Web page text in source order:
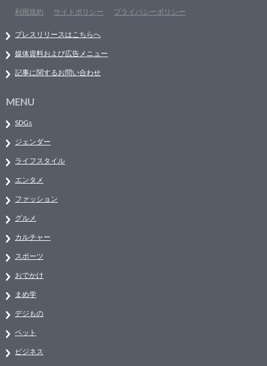
利用規約
サイトポリシー プライバシーポリシー
プレスリリースはこちらへ
媒体資料および広告メニュー
記事に関するお問い合わせ
MENU
SDGs
ジェンダー
ライフスタイル
エンタメ
ファッション
グルメ
カルチャー
スポーツ
おでかけ
まめ学
デジもの
ペット
ビジネス